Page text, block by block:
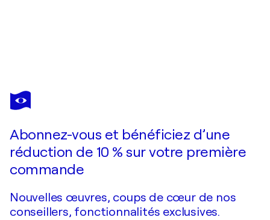
DIDIER KAREN MICHALET FIRDMANN
Ego 58
Abonnez-vous et bénéficiez d’une
réduction de 10 % sur votre première
commande
Nouvelles œuvres, coups de cœur de nos
conseillers, fonctionnalités exclusives.